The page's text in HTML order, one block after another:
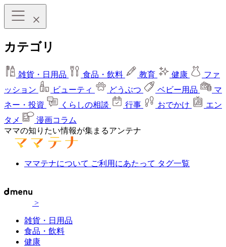
カテゴリ
雑貨・日用品 食品・飲料 教育 健康
ファ
ッション
ビューティ どうぶつ ベビー用品
マ
ネー・投資
くらしの相談 行事 おでかけ
エン
タメ
漫画コラム
ママの知りたい情報が集まるアンテナ
ママテナについて ご利用にあたって タグ一覧
>
雑貨・日用品
食品・飲料
健康